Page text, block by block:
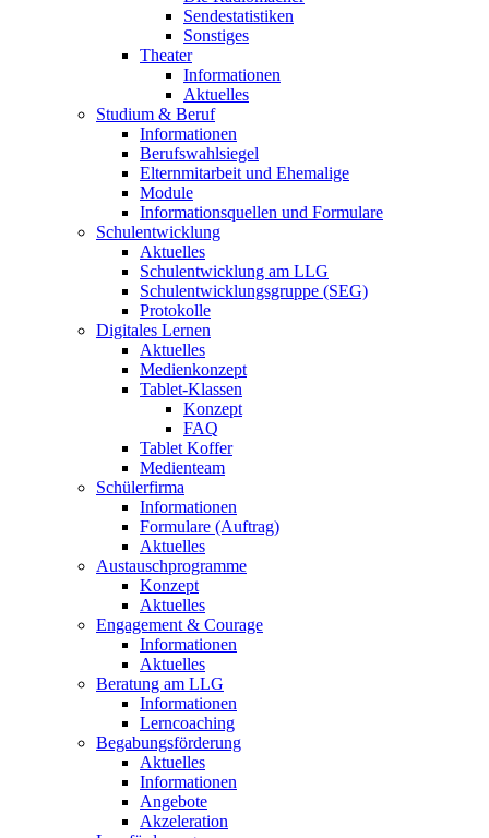
Sendestatistiken
Sonstiges
Theater
Informationen
Aktuelles
Studium & Beruf
Informationen
Berufswahlsiegel
Elternmitarbeit und Ehemalige
Module
Informationsquellen und Formulare
Schulentwicklung
Aktuelles
Schulentwicklung am LLG
Schulentwicklungsgruppe (SEG)
Protokolle
Digitales Lernen
Aktuelles
Medienkonzept
Tablet-Klassen
Konzept
FAQ
Tablet Koffer
Medienteam
Schülerfirma
Informationen
Formulare (Auftrag)
Aktuelles
Austauschprogramme
Konzept
Aktuelles
Engagement & Courage
Informationen
Aktuelles
Beratung am LLG
Informationen
Lerncoaching
Begabungsförderung
Aktuelles
Informationen
Angebote
Akzeleration